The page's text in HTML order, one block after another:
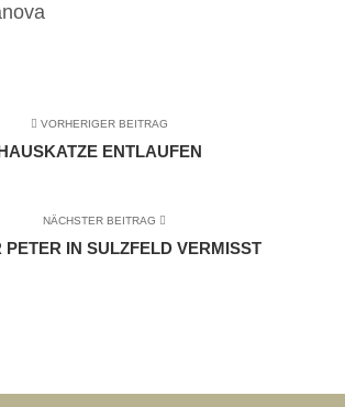
VORHERIGER BEITRAG
ENTLAUFEN
NÄCHSTER BEITRAG
PETER IN SULZFELD VERMISST